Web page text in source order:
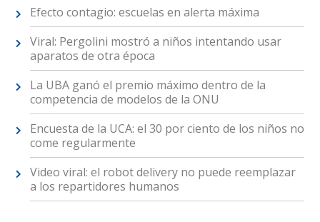
Efecto contagio: escuelas en alerta máxima
Viral: Pergolini mostró a niños intentando usar
aparatos de otra época
La UBA ganó el premio máximo dentro de la
competencia de modelos de la ONU
Encuesta de la UCA: el 30 por ciento de los niños no
come regularmente
Video viral: el robot delivery no puede reemplazar
a los repartidores humanos